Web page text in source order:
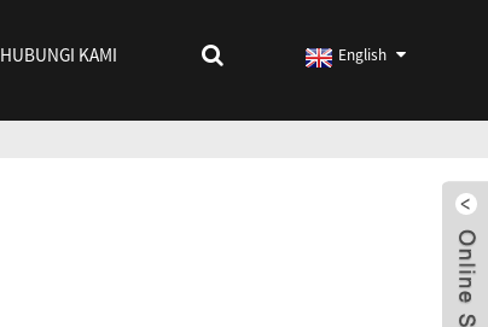
HUBUNGI KAMI English